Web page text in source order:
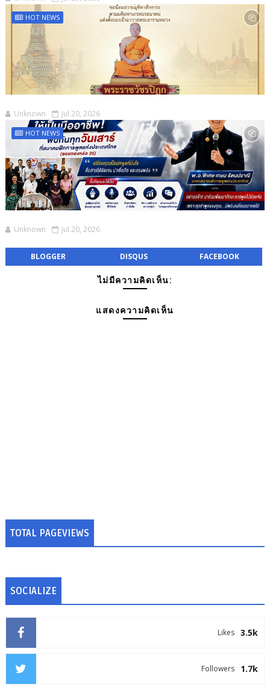
HOT NEWS
Unknown Jul 20, 2026
HOT NEWS
Unknown Jul 20, 2026
BLOGGER DISQUS FACEBOOK
ไม่มีความคิดเห็น:
แสดงความคิดเห็น
TOTAL PAGEVIEWS
SOCIALIZE
3.5k
Likes
1.7k
Followers